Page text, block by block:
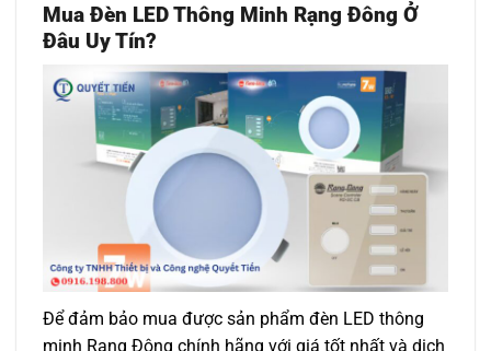
Mua Đèn LED Thông Minh Rạng Đông Ở
Đâu Uy Tín?
Để đảm bảo mua được sản phẩm đèn LED thông
minh Rạng Đông chính hãng với giá tốt nhất và dịch